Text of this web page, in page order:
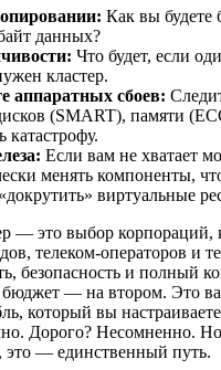
Как вы будете
данных?
Что будет, если
кластер.
аппаратных сбоев:
(SMART), памяти
катастрофу.
Если вам не хватает
менять компоненты,
виртуальные
— это выбор корпораций,
телеком-операторов и
безопасность и полный
бюджет — на втором. Это
который вы
Дорого? Несомненно. Но
это — единственный путь.